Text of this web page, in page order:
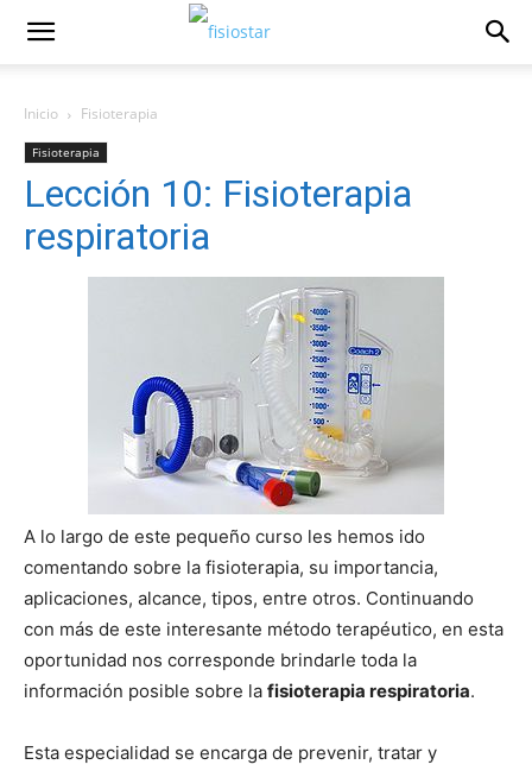
Inicio Fisioterapia
Fisioterapia
Lección 10: Fisioterapia
respiratoria
A lo largo de este pequeño curso les hemos ido
comentando sobre la fisioterapia, su importancia,
aplicaciones, alcance, tipos, entre otros. Continuando
con más de este interesante método terapéutico, en esta
oportunidad nos corresponde brindarle toda la
información posible sobre la fisioterapia respiratoria.
Esta especialidad se encarga de prevenir, tratar y